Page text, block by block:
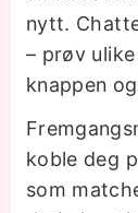
nytt.
– prøv
knappen
koble deg
som